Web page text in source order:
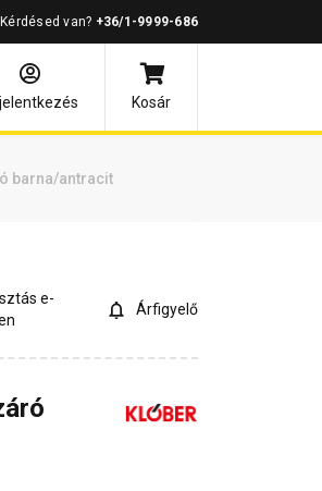
Kérdésed van? +36/1-9999-686
Kosár
barna/antracit
cikkek
e-
Árfigyelő